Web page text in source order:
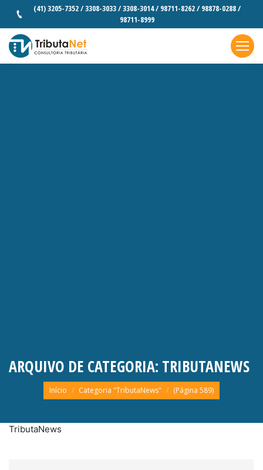
(41) 3205-7352 / 3308-3033 / 3308-3014 / 98711-8262 / 98878-0288 /
98711-8999
ARQUIVO DE CATEGORIA: TRIBUTANEWS
Você está aqui:
Início Categoria "TributaNews" (Página 589)
TributaNews